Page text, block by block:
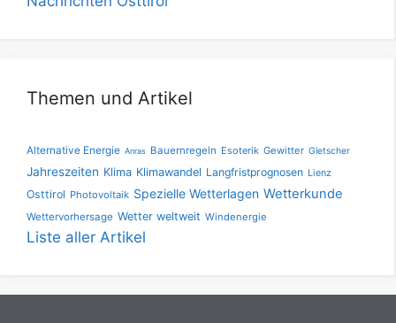
Themen und Artikel
Alternative Energie Anras Bauernregeln Esoterik Gewitter Gletscher
Jahreszeiten Klima Klimawandel Langfristprognosen Lienz
Osttirol Photovoltaik Spezielle Wetterlagen Wetterkunde
Wettervorhersage Wetter weltweit Windenergie
Liste aller Artikel